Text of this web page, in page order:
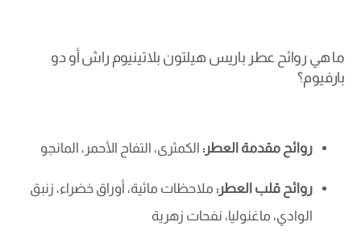
ما هي روائح عطر باريس هيلتون بلاتينيوم راش أو دو
بارفيوم؟
روائح مقدمة العطر: الكمثرى، التفاح الأحمر، المانجو
روائح قلب العطر: ملاحظات مائية، أوراق خضراء، زنبق
الوادي، ماغنوليا، نفحات زهرية